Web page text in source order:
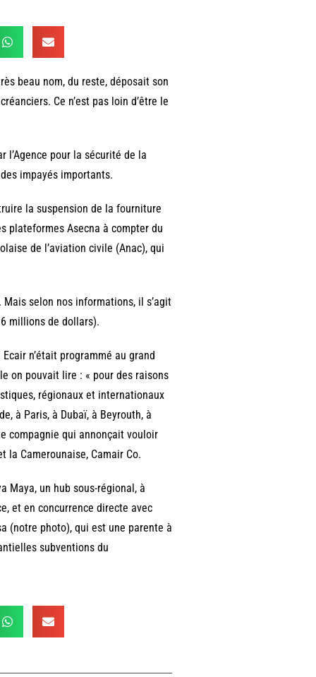
beau nom, du reste, déposait son
Ce n’est pas loin d’être le
l’Agence pour la sécurité de la
impayés importants.
la suspension de la fourniture
plateformes Asecna à compter du
de l’aviation civile (Anac), qui
selon nos informations, il s’agit
millions de dollars).
n’était programmé au grand
on pouvait lire : « pour des raisons
régionaux et internationaux
à Paris, à Dubaï, à Beyrouth, à
compagnie qui annonçait vouloir
la Camerounaise, Camair Co.
Maya, un hub sous-régional, à
et en concurrence directe avec
(notre photo), qui est une parente à
subventions du